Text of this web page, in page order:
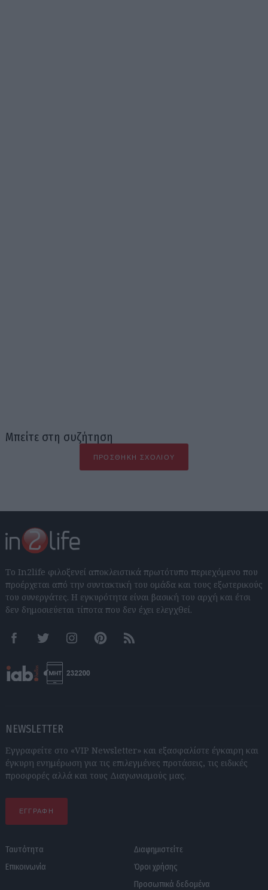
Μπείτε στη συζήτηση
ΠΡΟΣΘΉΚΗ ΣΧΟΛΊΟΥ
Το In2life φιλοξενεί αποκλειστικά πρωτότυπο περιεχόμενο που
προέρχεται από την συντακτική του ομάδα και τους εξωτερικούς
του συνεργάτες. Η εγκυρότητα είναι βασική του αρχή και έτσι
δεν δημοσιεύεται τίποτα που δεν έχει ελεγχθεί.
FacebookTwitter InstagramPinterestRSS feeds
NEWSLETTER
Εγγραφείτε στο «VIP Newsletter» και εξασφαλίστε έγκαιρη και
έγκυρη ενημέρωση για τις επιλεγμένες προτάσεις, τις ειδικές
προσφορές αλλά και τους Διαγωνισμούς μας.
ΕΓΓΡΑΦΗ
Ταυτότητα
Επικοινωνία
Διαφημιστείτε
Όροι χρήσης
Προσωπικά δεδομένα